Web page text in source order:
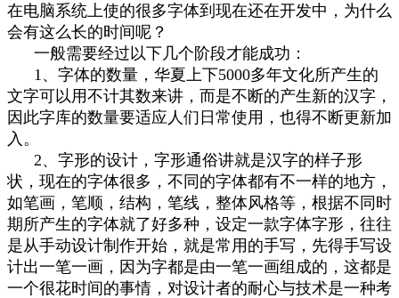
在电脑系统上使的很多字体到现在还在开发中，为什么
会有这么长的时间呢？
一般需要经过以下几个阶段才能成功：
1、字体的数量，华夏上下5000多年文化所产生的
文字可以用不计其数来讲，而是不断的产生新的汉字，
因此字库的数量要适应人们日常使用，也得不断更新加
入。
2、字形的设计，字形通俗讲就是汉字的样子形
状，现在的字体很多，不同的字体都有不一样的地方，
如笔画，笔顺，结构，笔线，整体风格等，根据不同时
期所产生的字体就了好多种，设定一款字体字形，往往
是从手动设计制作开始，就是常用的手写，先得手写设
计出一笔一画，因为字都是由一笔一画组成的，这都是
一个很花时间的事情，对设计者的耐心与技术是一种考